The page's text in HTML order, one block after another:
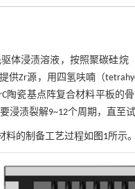
体浸渍溶液，按照聚碳硅烷
供Zr源，用四氢呋喃（
陶瓷基点阵复合材料平板
浸渍裂解9~12个周期，直至
料的制备工艺过程如 图1所示。